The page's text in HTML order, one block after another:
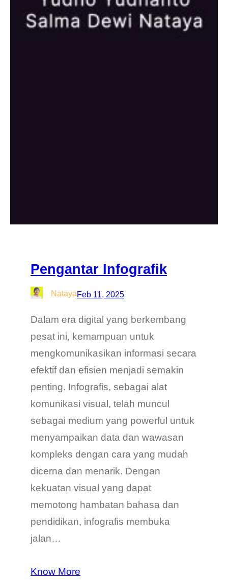
Pengantar Infografik
NatayaFeb 11, 2025
Dalam era digital yang berkembang
pesat ini, kemampuan untuk
mengkomunikasikan informasi secara
efektif dan efisien menjadi semakin
penting. Infografis, sebagai alat
komunikasi visual, telah muncul
sebagai medium yang powerful untuk
menyampaikan data dan wawasan
kompleks dengan cara yang mudah
dicerna dan menarik. Dengan
kekuatan visual yang dapat
memotong hambatan bahasa dan
pendidikan, infografis membuka
jalan…
Know More